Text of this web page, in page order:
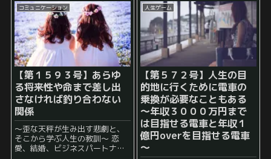
コミュニケーション
【第１５９３号】あらゆ
る将来性や命まで差し出
さなければ釣り合わない
関係
～歪な天秤が生み出す悲劇と、
そこから学ぶ人生の教訓～ 恋
愛、結婚、ビジネスパートナー
人生ゲーム
【第５７２号】人生の目
的地に行くために電車の
乗換が必要なこともある
～年収３０００万円まで
は目指せる電車と年収１
億円overを目指せる電車
～